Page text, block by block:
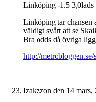
Linköping -1.5 3,0lads
Linköping tar chansen
väldigt svårt att se
Bra odds då övriga
http://metrobloggen.se/
Izakzzon den 14 mars,